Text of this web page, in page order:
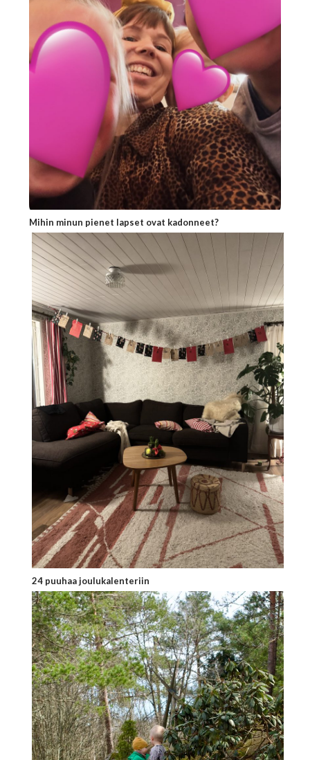
Mihin minun pienet lapset ovat kadonneet?
24 puuhaa joulukalenteriin